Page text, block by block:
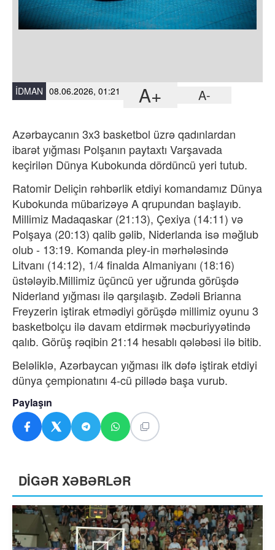
İDMAN 08.06.2026, 01:21 A+ A-
Azərbaycanın 3x3 basketbol üzrə qadınlardan
ibarət yığması Polşanın paytaxtı Varşavada
keçirilən Dünya Kubokunda dördüncü yeri tutub.
Ratomir Deliçin rəhbərlik etdiyi komandamız Dünya
Kubokunda mübarizəyə A qrupundan başlayıb.
Millimiz Madaqaskar (21:13), Çexiya (14:11) və
Polşaya (20:13) qalib gəlib, Niderlanda isə məğlub
olub - 13:19. Komanda pley-in mərhələsində
Litvanı (14:12), 1/4 finalda Almaniyanı (18:16)
üstələyib.Millimiz üçüncü yer uğrunda görüşdə
Niderland yığması ilə qarşılaşıb. Zədəli Brianna
Freyzerin iştirak etmədiyi görüşdə millimiz oyunu 3
basketbolçu ilə davam etdirmək məcburiyyətində
qalıb. Görüş rəqibin 21:14 hesablı qələbəsi ilə bitib.
Beləliklə, Azərbaycan yığması ilk dəfə iştirak etdiyi
dünya çempionatını 4-cü pillədə başa vurub.
Paylaşın
DİGƏR XƏBƏRLƏR